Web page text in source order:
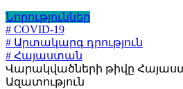
Նորություններ
# COVID-19
# Արտակարգ դրություն
# Հայաստան
Վարակվածների թիվը
Ազատություն